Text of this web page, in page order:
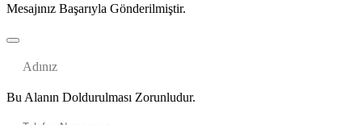
Mesajınız Başarıyla Gönderilmiştir.
Bu Alanın Doldurulması Zorunludur.